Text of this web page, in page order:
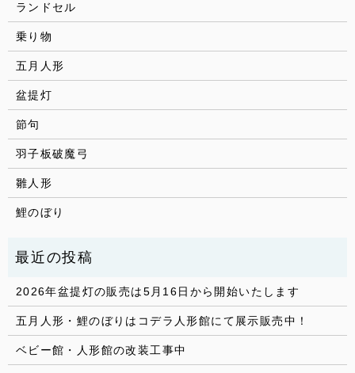
ランドセル
乗り物
五月人形
盆提灯
節句
羽子板破魔弓
雛人形
鯉のぼり
2026年盆提灯の販売は5月16日から開始いたします
五月人形・鯉のぼりはコデラ人形館にて展示販売中！
ベビー館・人形館の改装工事中